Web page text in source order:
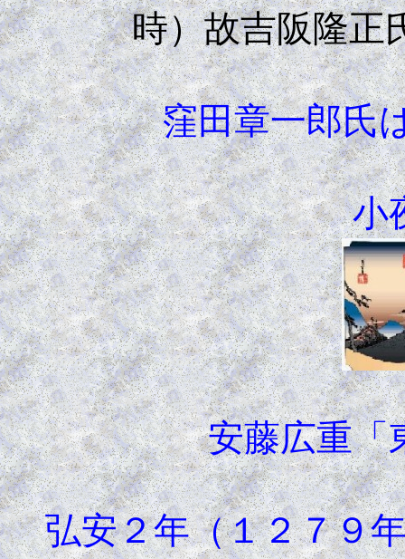
時）故吉阪隆正
窪田章一郎氏
小
安藤広重「
弘安２年（１２７９年